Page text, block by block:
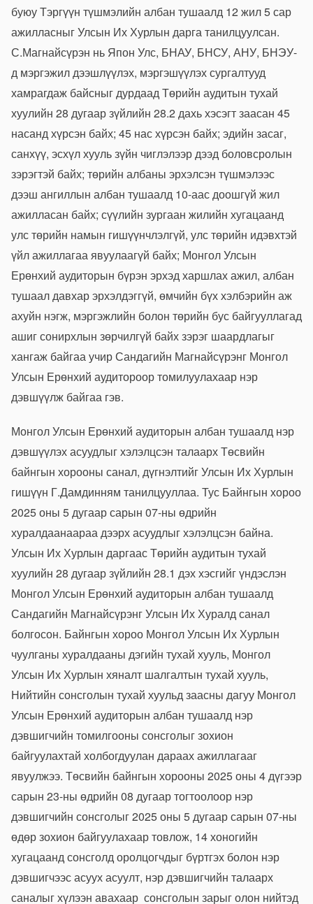
буюу Тэргүүн түшмэлийн албан тушаалд 12 жил 5 сар
ажилласныг Улсын Их Хурлын дарга танилцуулсан.
С.Магнайсүрэн нь Япон Улс, БНАУ, БНСУ, АНУ, БНЭУ-
д мэргэжил дээшлүүлэх, мэргэшүүлэх сургалтууд
хамрагдаж байсныг дурдаад Төрийн аудитын тухай
хуулийн 28 дугаар зүйлийн 28.2 дахь хэсэгт заасан 45
насанд хүрсэн байх; 45 нас хүрсэн байх; эдийн засаг,
санхүү, эсхүл хууль зүйн чиглэлээр дээд боловсролын
зэрэгтэй байх; төрийн албаны эрхэлсэн түшмэлээс
дээш ангиллын албан тушаалд 10-аас доошгүй жил
ажилласан байх; сүүлийн зургаан жилийн хугацаанд
улс төрийн намын гишүүнчлэлгүй, улс төрийн идэвхтэй
үйл ажиллагаа явуулаагүй байх; Монгол Улсын
Ерөнхий аудиторын бүрэн эрхэд харшлах ажил, албан
тушаал давхар эрхэлдэггүй, өмчийн бүх хэлбэрийн аж
ахуйн нэгж, мэргэжлийн болон төрийн бус байгууллагад
ашиг сонирхлын зөрчилгүй байх зэрэг шаардлагыг
хангаж байгаа учир Сандагийн Магнайсүрэнг Монгол
Улсын Ерөнхий аудитороор томилуулахаар нэр
дэвшүүлж байгаа гэв.
Монгол Улсын Ерөнхий аудиторын албан тушаалд нэр
дэвшүүлэх асуудлыг хэлэлцсэн талаарх Төсвийн
байнгын хорооны санал, дүгнэлтийг Улсын Их Хурлын
гишүүн Г.Дамдинням танилцууллаа. Тус Байнгын хороо
2025 оны 5 дугаар сарын 07-ны өдрийн
хуралдаанаараа дээрх асуудлыг хэлэлцсэн байна.
Улсын Их Хурлын даргаас Төрийн аудитын тухай
хуулийн 28 дугаар зүйлийн 28.1 дэх хэсгийг үндэслэн
Монгол Улсын Ерөнхий аудиторын албан тушаалд
Сандагийн Магнайсүрэнг Улсын Их Хуралд санал
болгосон. Байнгын хороо Монгол Улсын Их Хурлын
чуулганы хуралдааны дэгийн тухай хууль, Монгол
Улсын Их Хурлын хяналт шалгалтын тухай хууль,
Нийтийн сонсголын тухай хуульд заасны дагуу Монгол
Улсын Ерөнхий аудиторын албан тушаалд нэр
дэвшигчийн томилгооны сонсголыг зохион
байгуулахтай холбогдуулан дараах ажиллагааг
явуулжээ. Төсвийн байнгын хорооны 2025 оны 4 дүгээр
сарын 23-ны өдрийн 08 дугаар тогтоолоор нэр
дэвшигчийн сонсголыг 2025 оны 5 дугаар сарын 07-ны
өдөр зохион байгуулахаар товлож, 14 хоногийн
хугацаанд сонсголд оролцогчдыг бүртгэх болон нэр
дэвшигчээс асуух асуулт, нэр дэвшигчийн талаарх
саналыг хүлээн авахаар сонсголын зарыг олон нийтэд